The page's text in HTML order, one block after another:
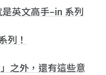
英文高手–in 系列
列！
之外，還有這些意